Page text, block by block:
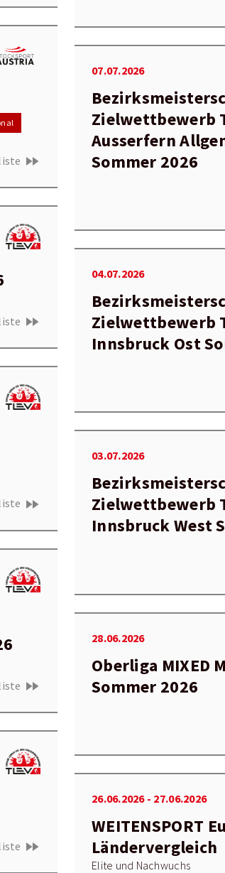
fast_forward
07.07.2026
Zielwettbewerb
Ausserfern
Sommer 2026
fast_forward
04.07.2026
Zielwettbewerb
Innsbruck Ost
fast_forward
03.07.2026
Zielwettbewerb
Innsbruck West
fast_forward
28.06.2026
Oberliga MIXED
Sommer 2026
fast_forward
26.06.2026 - 27.06.2026
WEITENSPORT
Ländervergleich
Elite und Nachwuchs